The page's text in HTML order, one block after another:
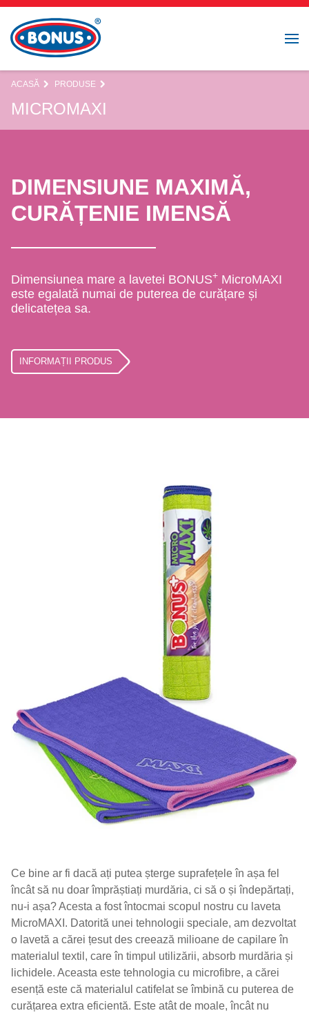
ACASĂ PRODUSE
MICROMAXI
DIMENSIUNE MAXIMĂ,
CURĂȚENIE IMENSĂ
Dimensiunea mare a lavetei BONUS+ MicroMAXI
este egalată numai de puterea de curățare și
delicatețea sa.
INFORMAȚII PRODUS
Ce bine ar fi dacă ați putea șterge suprafețele în așa fel
încât să nu doar împrăștiați murdăria, ci să o și îndepărtați,
nu-i așa? Acesta a fost întocmai scopul nostru cu laveta
MicroMAXI. Datorită unei tehnologii speciale, am dezvoltat
o lavetă a cărei țesut des creează milioane de capilare în
materialul textil, care în timpul utilizării, absorb murdăria și
lichidele. Aceasta este tehnologia cu microfibre, a cărei
esență este că materialul catifelat se îmbină cu puterea de
curățarea extra eficientă. Este atât de moale, încât nu